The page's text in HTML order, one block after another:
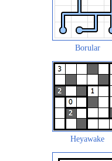
Borular
Heyawake